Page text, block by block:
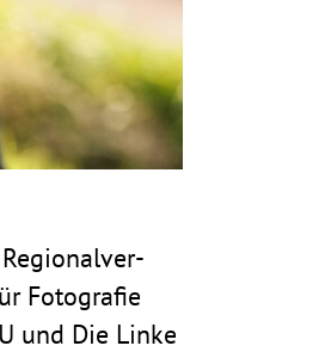
Foto­grafie
und Die Linke